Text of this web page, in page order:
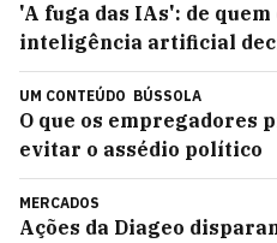
'A fuga das IAs': de quem
inteligência artificial
UM CONTEÚDO BÚSSOLA
O que os empregadores
evitar o assédio político
MERCADOS
Ações da Diageo